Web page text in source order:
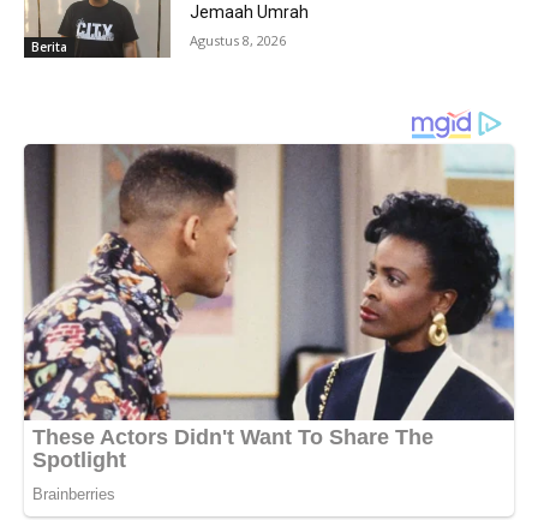
Berita
Jemaah Umrah
Agustus 8, 2026